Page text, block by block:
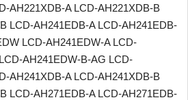
AH221XDB-A LCD-AH221XDB-B
LCD-AH241EDB-A LCD-AH241EDB-
LCD-AH241EDW-A LCD-
AH241EDW-B-AG LCD-
AH241XDB-A LCD-AH241XDB-B
LCD-AH271EDB-A LCD-AH271EDB-